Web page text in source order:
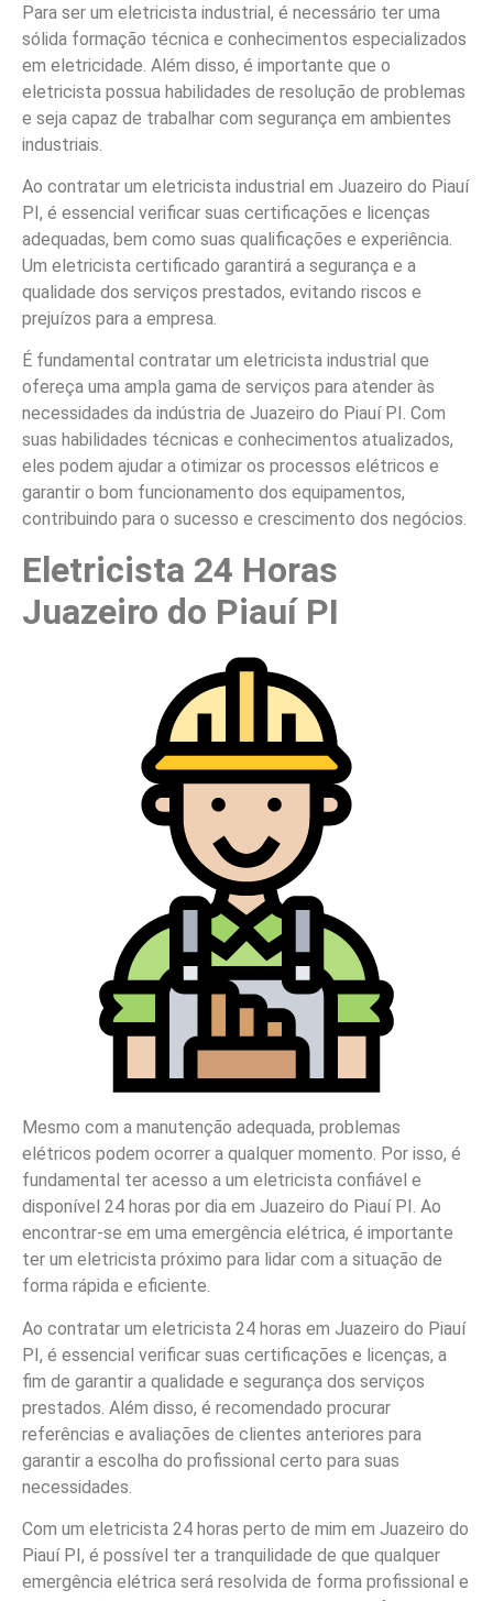
Para ser um eletricista industrial, é necessário ter uma
sólida formação técnica e conhecimentos especializados
em eletricidade. Além disso, é importante que o
eletricista possua habilidades de resolução de problemas
e seja capaz de trabalhar com segurança em ambientes
industriais.
Ao contratar um eletricista industrial em Juazeiro do Piauí
PI, é essencial verificar suas certificações e licenças
adequadas, bem como suas qualificações e experiência.
Um eletricista certificado garantirá a segurança e a
qualidade dos serviços prestados, evitando riscos e
prejuízos para a empresa.
É fundamental contratar um eletricista industrial que
ofereça uma ampla gama de serviços para atender às
necessidades da indústria de Juazeiro do Piauí PI. Com
suas habilidades técnicas e conhecimentos atualizados,
eles podem ajudar a otimizar os processos elétricos e
garantir o bom funcionamento dos equipamentos,
contribuindo para o sucesso e crescimento dos negócios.
Eletricista 24 Horas
Juazeiro do Piauí PI
Mesmo com a manutenção adequada, problemas
elétricos podem ocorrer a qualquer momento. Por isso, é
fundamental ter acesso a um eletricista confiável e
disponível 24 horas por dia em Juazeiro do Piauí PI. Ao
encontrar-se em uma emergência elétrica, é importante
ter um eletricista próximo para lidar com a situação de
forma rápida e eficiente.
Ao contratar um eletricista 24 horas em Juazeiro do Piauí
PI, é essencial verificar suas certificações e licenças, a
fim de garantir a qualidade e segurança dos serviços
prestados. Além disso, é recomendado procurar
referências e avaliações de clientes anteriores para
garantir a escolha do profissional certo para suas
necessidades.
Com um eletricista 24 horas perto de mim em Juazeiro do
Piauí PI, é possível ter a tranquilidade de que qualquer
emergência elétrica será resolvida de forma profissional e